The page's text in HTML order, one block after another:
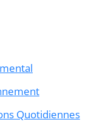
Quotidiennes